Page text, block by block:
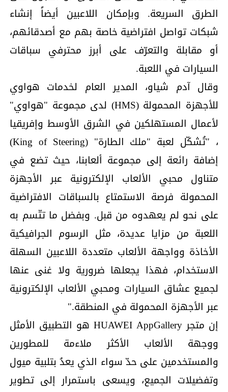
الطرق السريعة. وبإمكان اللاعبين أيضاً إنشاء
شبكات تواصل افتراضية خاصة بهم مع أصدقائهم،
أو مقابلة والتعرّف على أبرز محترفي سباقات
السيارات في اللعبة.
وقال آدم شياو، المدير العام لخدمات هواوي
للأجهزة المحمولة (HMS) لدى مجموعة "هواوي"
لأعمال المستهلكين في الشرق الأوسط وإفريقيا
، "تُشكّل لعبة "ملك الطارة" (King of Steering)
إضافة رائعة إلى مجموعة ألعابنا، حيث تضع في
متناول محبي الألعاب الإلكترونية عبر الأجهزة
المحمولة فرصة الاستمتاع بالسباقات الافتراضية
على نحو لم يعهدوه من قبل. وبفضل ما تتّسم به
اللعبة من مزايا عديدة، مثل الرسوم الجرافيكية
الأخاذة وواجهة الألعاب متعددة اللاعبين السهلة
الاستخدام، فهذا يجعلها ضرورية ولا غنى عنها
لجميع عشاق السيارات ومحبي الألعاب الإلكترونية
عبر الأجهزة المحمولة في المنطقة."
إن متجر HUAWEI AppGallery هو التطبيق الأمثل
ووجهة الألعاب الأكثر ملاءمة للمطورين
والمستخدمين على حدّ سواء الذي يعدُ بتلبية ميول
وتفضيلات الجميع، ويسعى باستمرار إلى تطوير